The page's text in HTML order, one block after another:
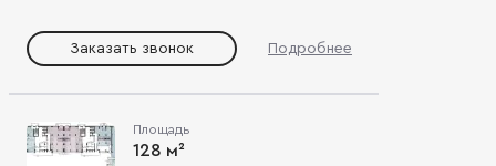
Заказать звонок Подробнее
Площадь
128 м²